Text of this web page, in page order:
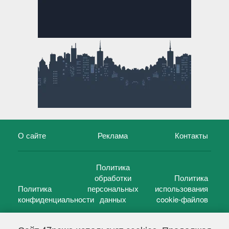
О сайте Реклама Контакты
Политика
конфиденциальности
Политика
обработки
персональных
данных
Политика
использования
cookie-файлов